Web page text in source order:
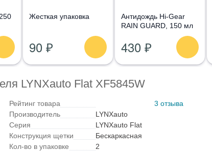
Жесткая упаковка
90 ₽
Антидождь Hi-Gear
RAIN GUARD, 150 мл
430 ₽
LYNXauto Flat XF5845W
Рейтинг товара
3 отзыва
Производитель
LYNXauto
Серия
LYNXauto Flat
Конструкция щетки
Бескаркасная
Кол-во в упаковке
2